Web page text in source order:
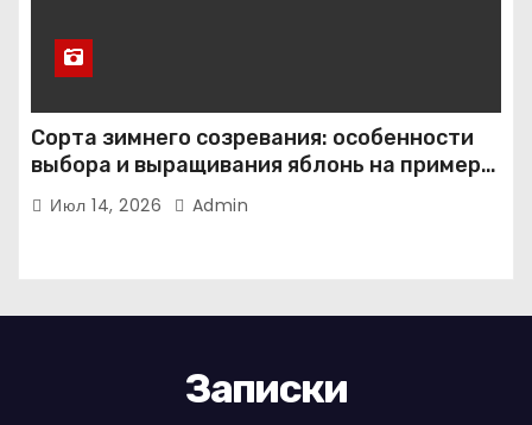
Сорта зимнего созревания: особенности
выбора и выращивания яблонь на примере
иммунного сорта Кандиль орловский
Июл 14, 2026 Admin
Записки